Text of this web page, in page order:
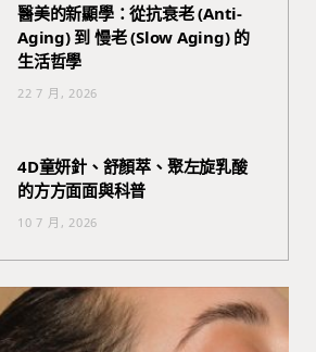
醫美的新顯學：從抗衰老 (Anti-
Aging) 到 慢老 (Slow Aging) 的
生活哲學
22 7 月, 2026
4D童妍針、舒顏萃、聚左旋乳酸
的方方面面與科普
10 7 月, 2026